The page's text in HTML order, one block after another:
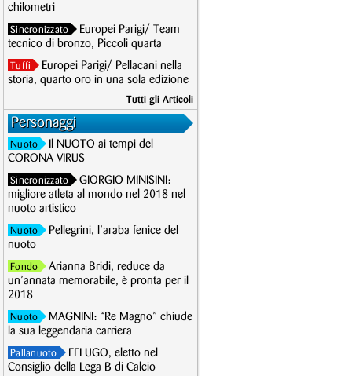
chilometri
Sincronizzato
Europei Parigi/ Team
tecnico di bronzo, Piccoli quarta
Tuffi
Europei Parigi/ Pellacani nella
storia, quarto oro in una sola edizione
Tutti gli Articoli
Personaggi
Nuoto
Il NUOTO ai tempi del
CORONA VIRUS
Sincronizzato
GIORGIO MINISINI:
migliore atleta al mondo nel 2018 nel
nuoto artistico
Nuoto
Pellegrini, l’araba fenice del
nuoto
Fondo
Arianna Bridi, reduce da
un’annata memorabile, è pronta per il
2018
Nuoto
MAGNINI: “Re Magno” chiude
la sua leggendaria carriera
Pallanuoto
FELUGO, eletto nel
Consiglio della Lega B di Calcio